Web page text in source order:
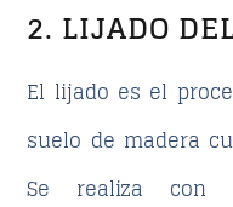
2. LIJADO
El lijado es el
suelo de madera
Se realiza con